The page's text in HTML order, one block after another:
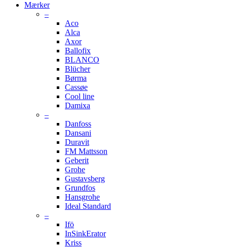
Mærker
–
Aco
Alca
Axor
Ballofix
BLANCO
Blücher
Børma
Cassøe
Cool line
Damixa
–
Danfoss
Dansani
Duravit
FM Mattsson
Geberit
Grohe
Gustavsberg
Grundfos
Hansgrohe
Ideal Standard
–
Ifö
InSinkErator
Kriss